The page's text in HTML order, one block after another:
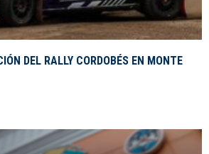
DEL RALLY CORDOBÉS EN MONTE